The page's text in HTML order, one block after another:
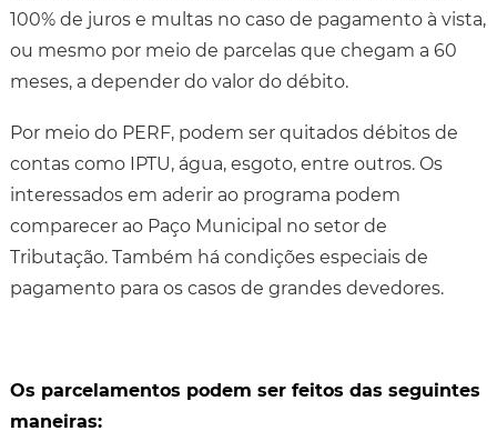
100% de juros e multas no caso de pagamento à vista,
ou mesmo por meio de parcelas que chegam a 60
meses, a depender do valor do débito.
Por meio do PERF, podem ser quitados débitos de
contas como IPTU, água, esgoto, entre outros. Os
interessados em aderir ao programa podem
comparecer ao Paço Municipal no setor de
Tributação. Também há condições especiais de
pagamento para os casos de grandes devedores.
Os parcelamentos podem ser feitos das seguintes
maneiras: